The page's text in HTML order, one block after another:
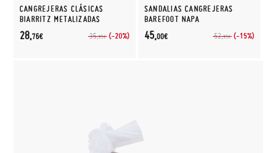
CANGREJERAS CLÁSICAS
BIARRITZ METALIZADAS
35,95€ (-20%)
28,76€
SANDALIAS CANGREJERAS
BAREFOOT NAPA
52,95€ (-15%)
45,00€